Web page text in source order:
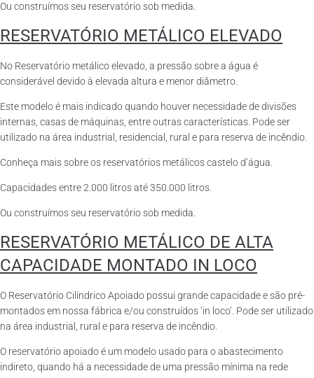
Ou construímos seu reservatório sob medida.
RESERVATÓRIO METÁLICO ELEVADO
No Reservatório metálico elevado, a pressão sobre a água é
considerável devido à elevada altura e menor diâmetro.
Este modelo é mais indicado quando houver necessidade de divisões
internas, casas de máquinas, entre outras características. Pode ser
utilizado na área industrial, residencial, rural e para reserva de incêndio.
Conheça mais sobre os reservatórios metálicos castelo d’água.
Capacidades entre 2.000 litros até 350.000 litros.
Ou construímos seu reservatório sob medida.
RESERVATÓRIO METÁLICO DE ALTA
CAPACIDADE MONTADO IN LOCO
O Reservatório Cilíndrico Apoiado possui grande capacidade e são pré-
montados em nossa fábrica e/ou construídos ‘in loco’. Pode ser utilizado
na área industrial, rural e para reserva de incêndio.
O reservatório apoiado é um modelo usado para o abastecimento
indireto, quando há a necessidade de uma pressão mínima na rede